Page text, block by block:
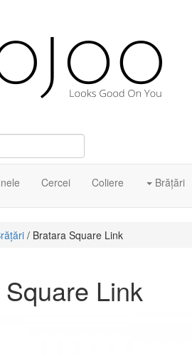
Cercei Coliere Brăţări
/ Bratara Square Link
Link